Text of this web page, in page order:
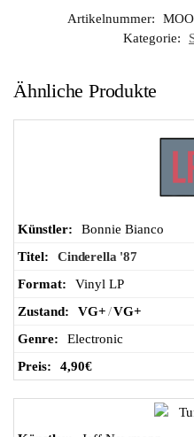
Artikelnummer:
Kategorie:
Ähnliche Produkte
Bonnie Bianco
Cinderella '87
Vinyl LP
VG+/VG+
Electronic
4,90€